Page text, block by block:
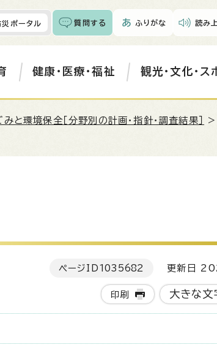
災ポータル 質問する ふりがな 読み
健康・医療・福祉 観光・文化・ス
みと環境保全［分野別の計画・指針・調査結果］ >
ページID 1035682 更新日
印刷 大きな文